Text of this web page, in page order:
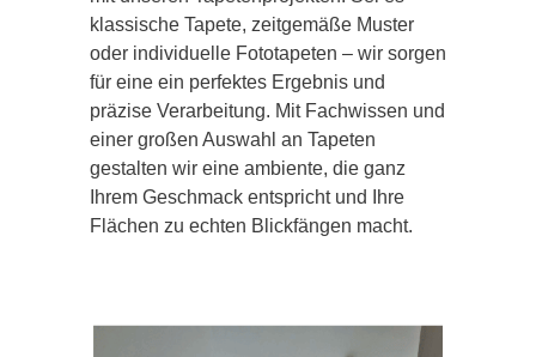
klassische Tapete, zeitgemäße Muster
oder individuelle Fototapeten – wir sorgen
für eine ein perfektes Ergebnis und
präzise Verarbeitung. Mit Fachwissen und
einer großen Auswahl an Tapeten
gestalten wir eine ambiente, die ganz
Ihrem Geschmack entspricht und Ihre
Flächen zu echten Blickfängen macht.